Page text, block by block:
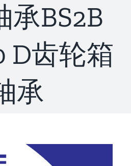
承BS2B
D齿轮箱
承